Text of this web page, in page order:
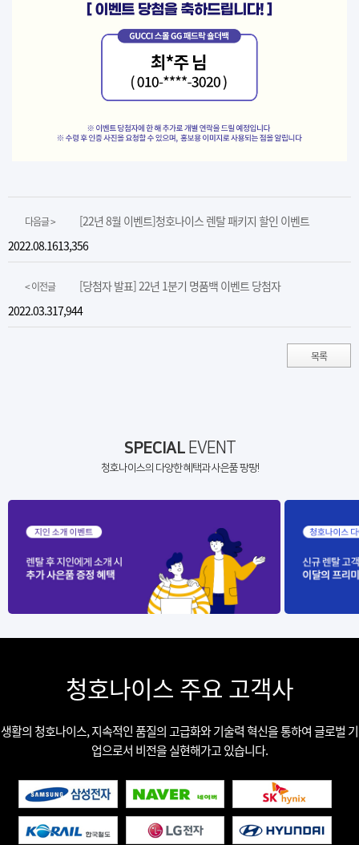
다음글 >
[22년 8월 이벤트]청호나이스 렌탈 패키지 할인 이벤트
2022.08.1613,356
< 이전글
[당첨자 발표] 22년 1분기 명품백 이벤트 당첨자
2022.03.317,944
목록
SPECIALEVENT
청호나이스의 다양한 혜택과 사은품 팡팡!
청호나이스 주요 고객사
생활의 청호나이스, 지속적인 품질의 고급화와 기술력 혁신을 통하여 글로벌 기
업으로서 비전을 실현해가고 있습니다.